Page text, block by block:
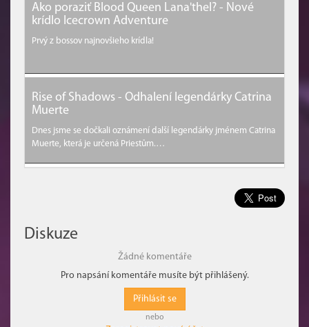
Ako poraziť Blood Queen Lana'thel? - Nové
krídlo Icecrown Adventure
Prvý z bossov najnovšieho krídla!
Rise of Shadows - Odhalení legendárky Catrina
Muerte
Dnes jsme se dočkali oznámení další legendárky jménem Catrina
Muerte, která je určená Priestům.…
Diskuze
Žádné komentáře
Pro napsání komentáře musíte být přihlášený.
Přihlásit se
nebo